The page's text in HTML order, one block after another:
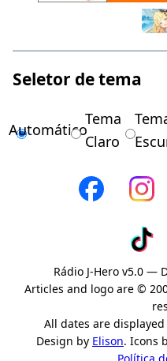
Seletor de tema
Automático
Tema
Claro
Rádio J-Hero v5.0 —
Articles and logo are ©
All dates are
Design by Elison. Icons